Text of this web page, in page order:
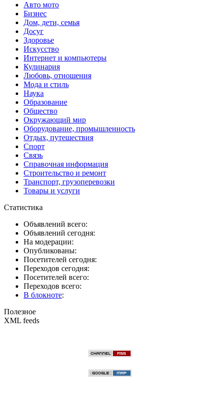
Авто мото
Бизнес
Дом, дети, семья
Досуг
Здоровье
Искусство
Интернет и компьютеры
Кулинария
Любовь, отношения
Мода и стиль
Наука
Образование
Общество
Окружающий мир
Оборудование, промышленность
Отдых, путешествия
Спорт
Связь
Справочная информация
Строительство и ремонт
Транспорт, грузоперевозки
Товары и услуги
Статистика
Объявлений всего:
Объявлений сегодня:
На модерации:
Опубликованы:
Посетителей сегодня:
Переходов сегодня:
Посетителей всего:
Переходов всего:
В блокноте:
Полезное
XML feeds